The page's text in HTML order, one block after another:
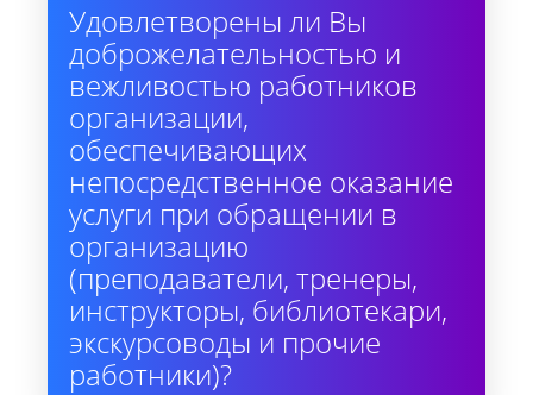
Удовлетворены ли Вы
доброжелательностью и
вежливостью работников
организации,
обеспечивающих
непосредственное оказание
услуги при обращении в
организацию
(преподаватели, тренеры,
инструкторы, библиотекари,
экскурсоводы и прочие
работники)?